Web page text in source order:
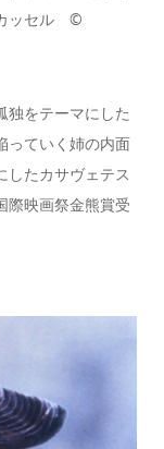
カッセル ©
独をテーマにした
っていく姉の内面
したカサヴェテス
際映画祭金熊賞受